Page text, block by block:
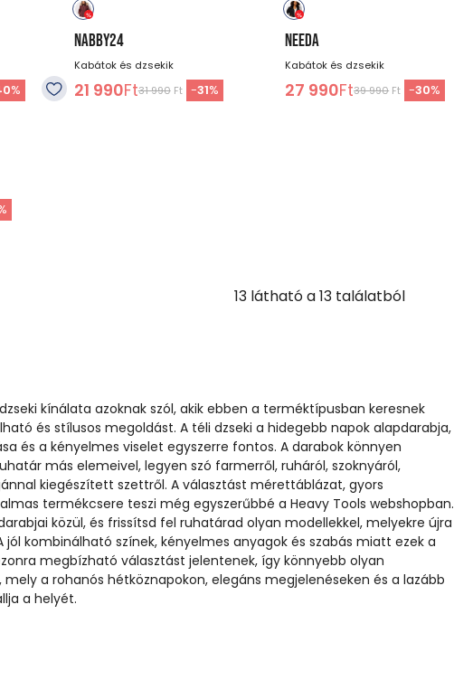
%
NABBY24
Kabátok és dzsekik
21 990Ft31 990Ft -31%
NEEDA
Kabátok és dzsekik
27 990Ft39 990 Ft -30%
13 látható a13 találatból
kínálata azoknak szól, akik ebben a terméktípusban keresnek
és stílusos megoldást. A téli dzseki a hidegebb napok alapdarabja,
és a kényelmes viselet egyszerre fontos. A darabok könnyen
más elemeivel, legyen szó farmerről, ruháról, szoknyáról,
kiegészített szettről. A választást mérettáblázat, gyors
termékcsere teszi még egyszerűbbé a Heavy Tools webshopban.
közül, és frissítsd fel ruhatárad olyan modellekkel, melyekre újra
kombinálható színek, kényelmes anyagok és szabás miatt ezek a
megbízható választást jelentenek, így könnyebb olyan
mely a rohanós hétköznapokon, elegáns megjelenéseken és a lazább
a helyét.